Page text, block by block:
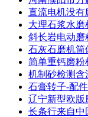
直流电机没有
大理石浆水磨
斜长岩电动磨
石灰石磨机筒
简单重钙磨粉
机制砂检测含
石膏转子-配
辽宁新型欧版
长条行来自中